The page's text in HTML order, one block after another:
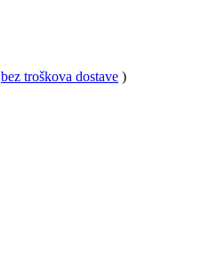
bez troškova dostave )